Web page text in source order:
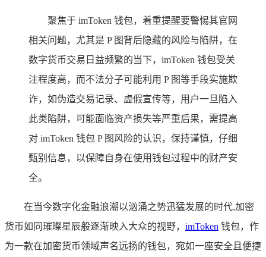
聚焦于 imToken 钱包，着重提醒要警惕其官网
相关问题，尤其是 P 图背后隐藏的风险与陷阱，在
数字货币交易日益频繁的当下，imToken 钱包受关
注程度高，而不法分子可能利用 P 图等手段实施欺
诈，如伪造交易记录、虚假宣传等，用户一旦陷入
此类陷阱，可能面临资产损失等严重后果，需提高
对 imToken 钱包 P 图风险的认识，保持谨慎，仔细
甄别信息，以保障自身在使用钱包过程中的财产安
全。
在当今数字化金融浪潮以汹涌之势迅猛发展的时代,加密
货币如同璀璨星辰般逐渐映入大众的视野， imToken 钱包，作
为一款在加密货币领域声名远扬的钱包，宛如一座安全且便捷